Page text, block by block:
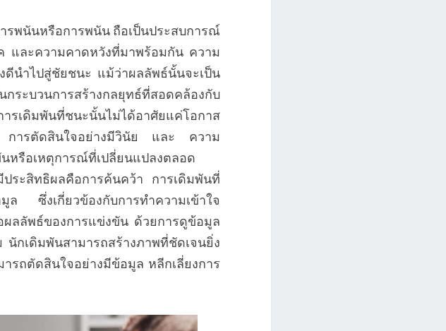
ธ์
รพนันหรือการพนัน ถือเป็นประสบการณ์
และความคาดหวังที่มาพร้อมกัน ความ
ดีนำไปสู่ชัยชนะ แม้ว่าผลลัพธ์นั้นจะเป็น
ะบวนการสร้างกลยุทธ์ที่สอดคล้องกับ
เดิมพันที่ชนะนั้นไม่ได้อาศัยแค่โอกาส
การตัดสินใจอย่างมีวินัย และ ความ
หรือเหตุการณ์ที่เปลี่ยนแปลงตลอด
ระสิทธิผลคือการค้นคว้า การเดิมพันที่
มูล ซึ่งเกี่ยวข้องกับการทำความเข้าใจ
ลลัพธ์ของการแข่งขัน ด้วยการดูข้อมูล
กเดิมพันสามารถสร้างภาพที่ชัดเจนยิ่ง
รถตัดสินใจอย่างมีข้อมูล หลีกเลี่ยงการ